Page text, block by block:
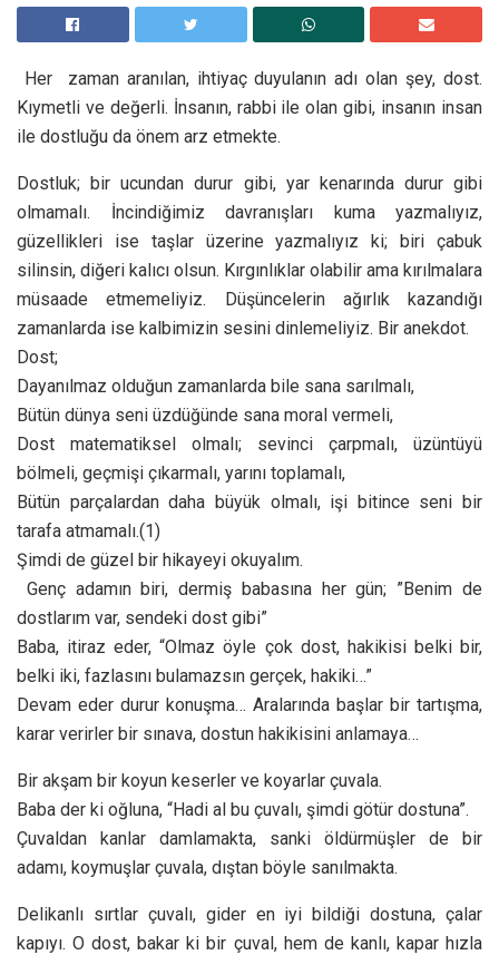
Her zaman aranılan, ihtiyaç duyulanın adı olan şey, dost.
Kıymetli ve değerli. İnsanın, rabbi ile olan gibi, insanın insan
ile dostluğu da önem arz etmekte.
Dostluk; bir ucundan durur gibi, yar kenarında durur gibi
olmamalı. İncindiğimiz davranışları kuma yazmalıyız,
güzellikleri ise taşlar üzerine yazmalıyız ki; biri çabuk
silinsin, diğeri kalıcı olsun. Kırgınlıklar olabilir ama kırılmalara
müsaade etmemeliyiz. Düşüncelerin ağırlık kazandığı
zamanlarda ise kalbimizin sesini dinlemeliyiz. Bir anekdot.
Dost;
Dayanılmaz olduğun zamanlarda bile sana sarılmalı,
Bütün dünya seni üzdüğünde sana moral vermeli,
Dost matematiksel olmalı; sevinci çarpmalı, üzüntüyü
bölmeli, geçmişi çıkarmalı, yarını toplamalı,
Bütün parçalardan daha büyük olmalı, işi bitince seni bir
tarafa atmamalı.(1)
Şimdi de güzel bir hikayeyi okuyalım.
Genç adamın biri, dermiş babasına her gün; ”Benim de
dostlarım var, sendeki dost gibi”
Baba, itiraz eder, “Olmaz öyle çok dost, hakikisi belki bir,
belki iki, fazlasını bulamazsın gerçek, hakiki…”
Devam eder durur konuşma… Aralarında başlar bir tartışma,
karar verirler bir sınava, dostun hakikisini anlamaya…
Bir akşam bir koyun keserler ve koyarlar çuvala.
Baba der ki oğluna, “Hadi al bu çuvalı, şimdi götür dostuna”.
Çuvaldan kanlar damlamakta, sanki öldürmüşler de bir
adamı, koymuşlar çuvala, dıştan böyle sanılmakta.
Delikanlı sırtlar çuvalı, gider en iyi bildiği dostuna, çalar
kapıyı. O dost, bakar ki bir çuval, hem de kanlı, kapar hızla